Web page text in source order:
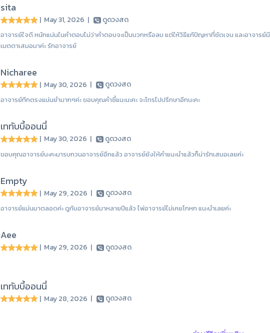
sita
| May 31, 2026 | ดูดวงสด
อาจารย์ใจดี หนักแน่นในคำตอบไม่ว่าคำตอบจะเป็นบวกหรือลบ แต่ให้วิธีแก้ปัญหาที่ชัดเจน และอาจารย์มี
เมตตาเสมอมาค่ะ รักอาจารย์
Nicharee
| May 30, 2026 | ดูดวงสด
อาจารย์ทีกตรงแม่นยำมากๆค่ะ ขอบคุณคำชี้แนะนะคะ จะโทรไปปรึกษาอีกนะคะ
เททับบี้ออนนี่
| May 30, 2026 | ดูดวงสด
ขอบคุณอาจารย์นะคะมารบกวนอาจารย์อีกแล้ว อาจารย์ยังให้คำแนะนำแล้วก็น่ารักเสมอเลยค่ะ
Empty
| May 29, 2026 | ดูดวงสด
อาจารย์แม่นมาตลอดค่ะ ดูกับอาจารย์มาหลายปีแล้ว ไพ่อาจารย์ไม่เคยโกหก แนะนำเลยค่ะ
Aee
| May 29, 2026 | ดูดวงสด
เททับบี้ออนนี่
| May 28, 2026 | ดูดวงสด